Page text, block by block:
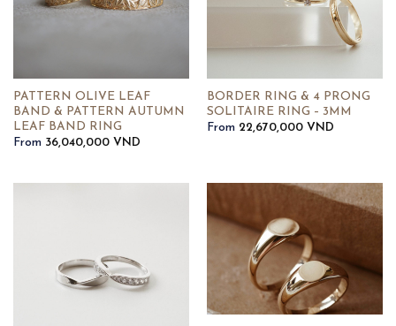
PATTERN OLIVE LEAF
BAND & PATTERN AUTUMN
LEAF BAND RING
From 36,040,000 VND
BORDER RING & 4 PRONG
SOLITAIRE RING – 3MM
From 22,670,000 VND